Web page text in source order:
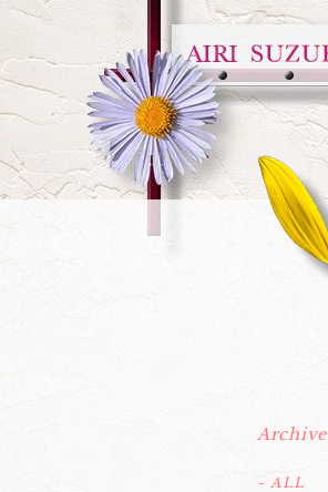
Archive
- ALL